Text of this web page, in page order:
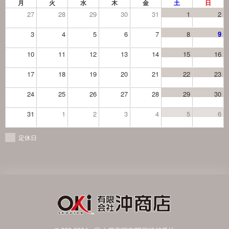
月 火 水 木 金 土 日
27 28 29 30 31 1 2
3 4 5 6 7 8 9
10 11 12 13 14 15 16
17 18 19 20 21 22 23
24 25 26 27 28 29 30
31 1 2 3 4 5 6
定休日